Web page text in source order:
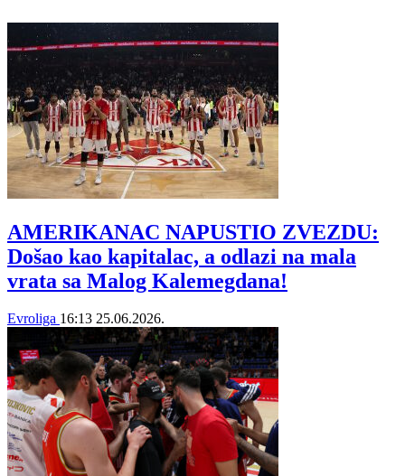
AMERIKANAC NAPUSTIO ZVEZDU:
Došao kao kapitalac, a odlazi na mala
vrata sa Malog Kalemegdana!
Evroliga 16:13 25.06.2026.